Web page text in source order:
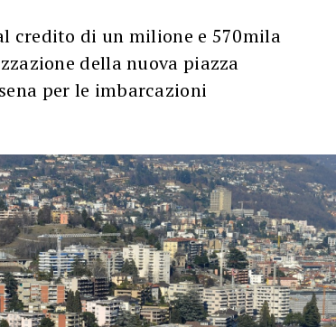
credito di un milione e 570mila
della nuova piazza
per le imbarcazioni